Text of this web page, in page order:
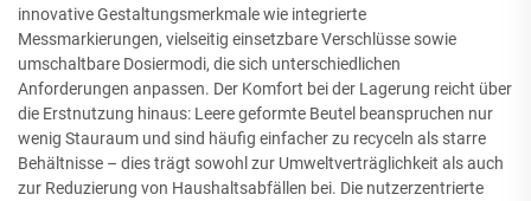
innovative Gestaltungsmerkmale wie integrierte
Messmarkierungen, vielseitig einsetzbare Verschlüsse sowie
umschaltbare Dosiermodi, die sich unterschiedlichen
Anforderungen anpassen. Der Komfort bei der Lagerung reicht über
die Erstnutzung hinaus: Leere geformte Beutel beanspruchen nur
wenig Stauraum und sind häufig einfacher zu recyceln als starre
Behältnisse – dies trägt sowohl zur Umweltverträglichkeit als auch
zur Reduzierung von Haushaltsabfällen bei. Die nutzerzentrierte